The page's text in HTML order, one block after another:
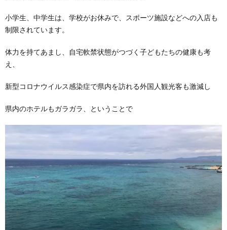
小学生、中学生は、学校がお休みで、スポーツ施設などへの入店も
制限されています。
体力を持てあまし、自宅軟禁状態がつづく子どもたちの健康も考
え、
新型コロナウイルス感染症で県内を訪れる外国人観光客も激減し
県内のホテルもガラガラ、ということで